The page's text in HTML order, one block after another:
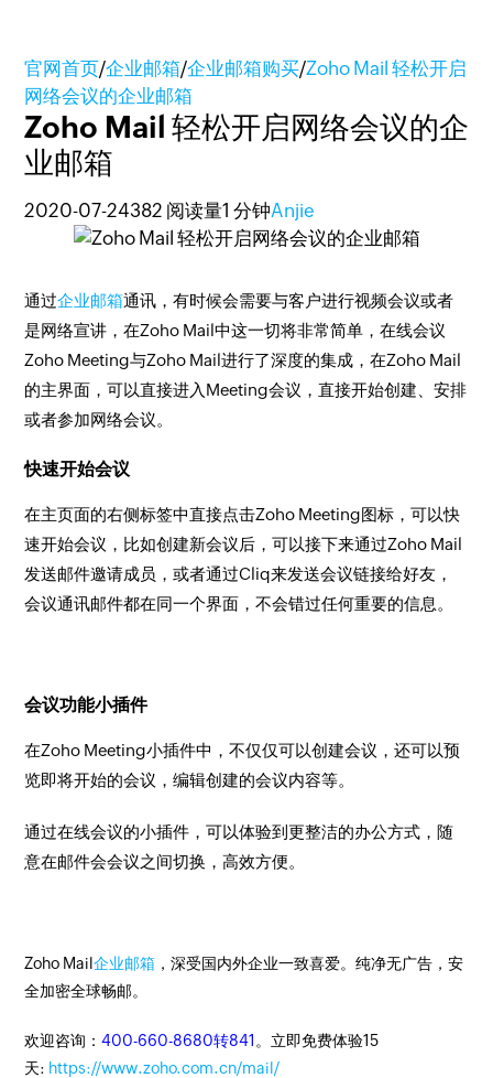
官网首页/企业邮箱/企业邮箱购买/Zoho Mail 轻松开启
网络会议的企业邮箱
Zoho Mail 轻松开启网络会议的企
业邮箱
2020-07-24382 阅读量1 分钟Anjie
通过企业邮箱通讯，有时候会需要与客户进行视频会议或者
是网络宣讲，在Zoho Mail中这一切将非常简单，在线会议
Zoho Meeting与Zoho Mail进行了深度的集成，在Zoho Mail
的主界面，可以直接进入Meeting会议，直接开始创建、安排
或者参加网络会议。
快速开始会议
在主页面的右侧标签中直接点击Zoho Meeting图标，可以快
速开始会议，比如创建新会议后，可以接下来通过Zoho Mail
发送邮件邀请成员，或者通过Cliq来发送会议链接给好友，
会议通讯邮件都在同一个界面，不会错过任何重要的信息。
会议功能小插件
在Zoho Meeting小插件中，不仅仅可以创建会议，还可以预
览即将开始的会议，编辑创建的会议内容等。
通过在线会议的小插件，可以体验到更整洁的办公方式，随
意在邮件会会议之间切换，高效方便。
Zoho Mail企业邮箱 ，深受国内外企业一致喜爱。纯净无广告，安
全加密全球畅邮。
欢迎咨询：400-660-8680转841 。立即免费体验15
天: https://www.zoho.com.cn/mail/